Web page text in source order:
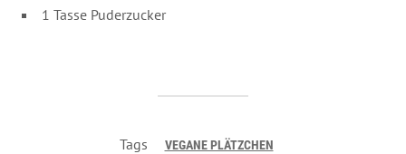
1 Tasse Puderzucker
Tags VEGANE PLÄTZCHEN